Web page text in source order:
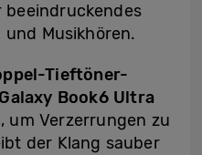
und Musikhören.
Tieftöner-
Book6 Ultra
um Verzerrungen zu
der Klang sauber